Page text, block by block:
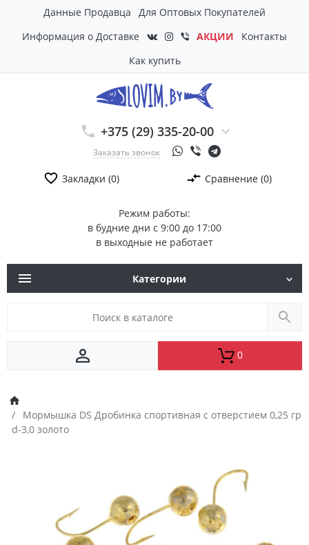
Данные Продавца
Для Оптовых Покупателей
Информация о Доставке
АКЦИИ
Контакты
Как купить
+375 (29) 335-20-00
Заказать звонок
Режим работы:
в будние дни с 9:00 до 17:00
в выходные не работает
Закладки (0) Сравнение (0)
Категории
0
Мормышка DS Дробинка спортивная с отверстием 0,25 гр
d-3,0 золото